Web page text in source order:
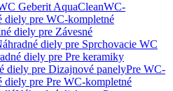
Geberit AquaCleanWC-
diely pre WC-kompletné
diely pre Závesné
diely pre Sprchovacie WC
diely pre Pre keramiky
diely pre Dizajnové panelyPre WC-
diely pre Pre WC-kompletné